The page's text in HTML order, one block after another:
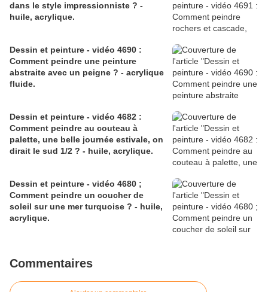
dans le style impressionniste ? -
huile, acrylique.
Dessin et peinture - vidéo 4690 :
Comment peindre une peinture
abstraite avec un peigne ? - acrylique
fluide.
Dessin et peinture - vidéo 4682 :
Comment peindre au couteau à
palette, une belle journée estivale, on
dirait le sud 1/2 ? - huile, acrylique.
Dessin et peinture - vidéo 4680 ;
Comment peindre un coucher de
soleil sur une mer turquoise ? - huile,
acrylique.
Commentaires